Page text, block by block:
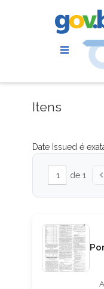
Itens
Date Issued é
de 1